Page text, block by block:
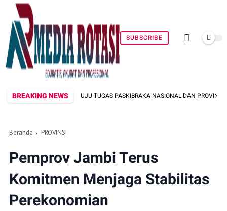
SUBSCRIBE
BREAKING NEWS
TUGAS PASKIBRAKA NASIONAL DAN PROVINSI HASIL
Beranda PROVINSI
Pemprov Jambi Terus
Komitmen Menjaga Stabilitas
Perekonomian